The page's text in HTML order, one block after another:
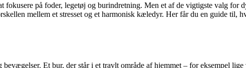
på foder, legetøj og burindretning. Men et af de vigtigste valg for
mellem et stresset og et harmonisk kæledyr. Her får du en guide til,
Et bur, der står i et travlt område af hjemmet – for eksempel